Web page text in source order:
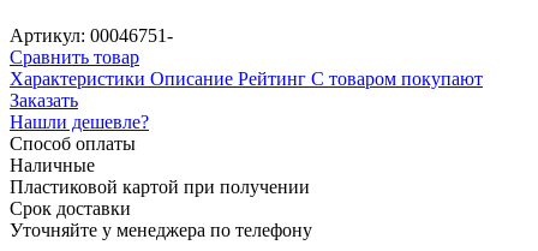
Артикул: 00046751-
Сравнить товар
Характеристики Описание Рейтинг С товаром покупают
Заказать
Нашли дешевле?
Способ оплаты
Наличные
Пластиковой картой при получении
Срок доставки
Уточняйте у менеджера по телефону